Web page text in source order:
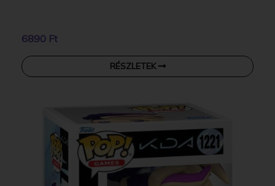
6890 Ft
RÉSZLETEK